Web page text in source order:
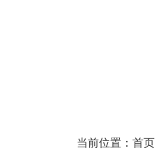
当前位置： 首页